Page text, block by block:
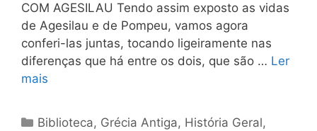
COM AGESILAU Tendo assim exposto as vidas
de Agesilau e de Pompeu, vamos agora
conferi-las juntas, tocando ligeiramente nas
diferenças que há entre os dois, que são … Ler
mais
Categorias
Biblioteca, Grécia Antiga, História Geral,